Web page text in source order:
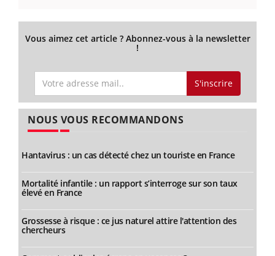
Vous aimez cet article ? Abonnez-vous à la newsletter
!
S'inscrire
NOUS VOUS RECOMMANDONS
Hantavirus : un cas détecté chez un touriste en France
Mortalité infantile : un rapport s’interroge sur son taux
élevé en France
Grossesse à risque : ce jus naturel attire l'attention des
chercheurs